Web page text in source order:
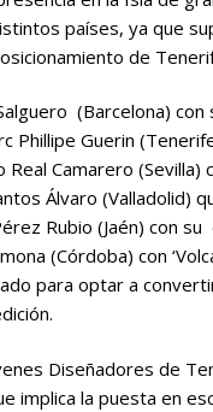
países, ya que
de
(Barcelona) con
Phillipe Guerin
Real Camarero
Álvaro (Valladolid)
Rubio (Jaén) con su
(Córdoba) con
para optar a
Diseñadores de
implica la puesta en